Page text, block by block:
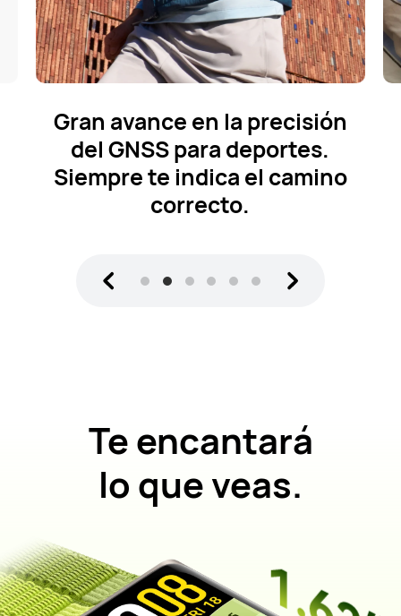
Información útil sobre el
sueño1para que puedas
dormir mejor.
Te encantará
lo que veas.